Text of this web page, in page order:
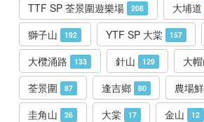
TTF SP 荃景圍遊樂場 208 大埔道
獅子山 192 YTF SP 大棠 157
大欖涌路 133 針山 129 大
荃景圍 87 逢吉鄉 80 農場
圭角山 26 大棠 17 金山 12